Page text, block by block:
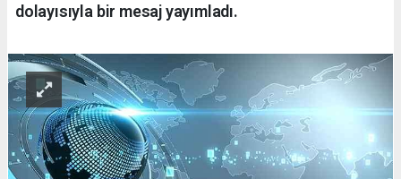
dolayısıyla bir mesaj yayımladı.